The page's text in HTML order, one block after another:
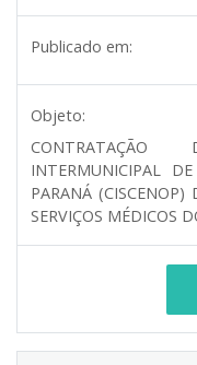
Publicado em:
Objeto:
INTERMUNICIPAL
PARANÁ
SERVIÇOS MÉDICOS